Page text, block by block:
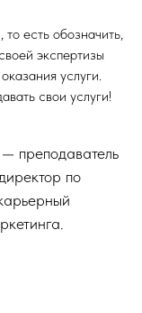
есть обозначить,
экспертизы
услуги.
свои услуги!
— преподаватель
по